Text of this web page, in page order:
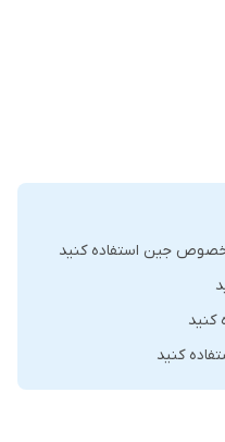
جین استفاده کنید
کنید
کنید